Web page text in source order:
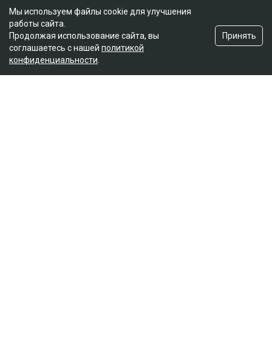
Мы используем файлы cookie для улучшения
работы сайта.
Продолжая использование сайта, вы
соглашаетесь с нашей политикой
конфиденциальности
Принять